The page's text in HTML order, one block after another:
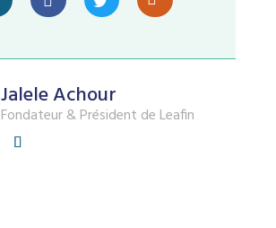
Jalele Achour
Fondateur & Président de Leafin